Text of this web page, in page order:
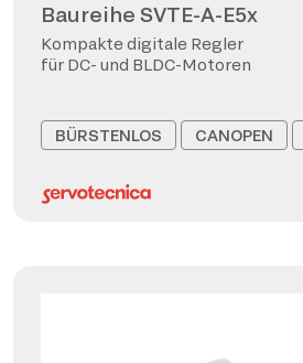
Baureihe SVTE-A-E5x
Kompakte digitale Regler
für DC- und BLDC-Motoren
BÜRSTENLOS CANOPEN